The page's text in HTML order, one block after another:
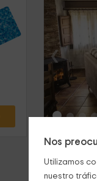
Nos
Utilizamos
nuestro
‹